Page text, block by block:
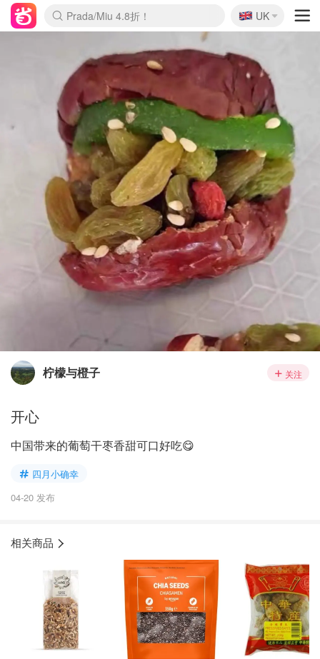
Prada/Miu 4.8折！
🇬🇧
UK
柠檬与橙子 关注
开心
中国带来的葡萄干枣香甜可口好吃😋
四月小确幸
04-20 发布
相关商品